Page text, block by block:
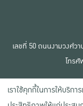
เลขที่ 50 ถนนงามวงศ์ว
โทรศั
เราใช้คุกกี้ในการให้บริก